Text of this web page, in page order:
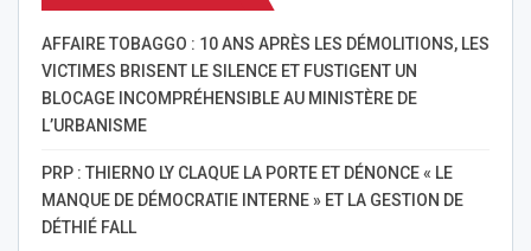
AFFAIRE TOBAGGO : 10 ANS APRÈS LES DÉMOLITIONS, LES
VICTIMES BRISENT LE SILENCE ET FUSTIGENT UN
BLOCAGE INCOMPRÉHENSIBLE AU MINISTÈRE DE
L’URBANISME
PRP : THIERNO LY CLAQUE LA PORTE ET DÉNONCE « LE
MANQUE DE DÉMOCRATIE INTERNE » ET LA GESTION DE
DÉTHIÉ FALL